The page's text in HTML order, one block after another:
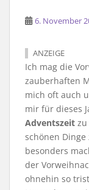
6. November
ANZEIGE
Ich mag die
zauberhaften
mich oft auch
mir für dieses
Adventszeit zu
schönen
besonders
der
ohnehin so